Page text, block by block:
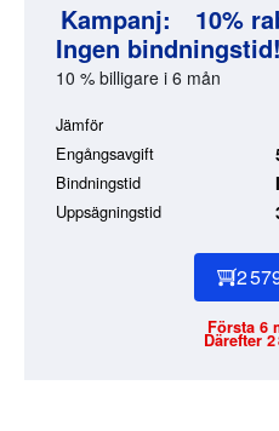
Kampanj:
10%
Ingen bindningstid!
10 % billigare i 6 mån
Jämför
Engångsavgift
Bindningstid
Uppsägningstid
2
Första 6
Därefter